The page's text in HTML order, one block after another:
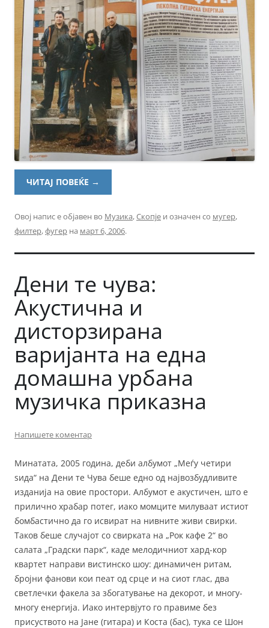
ЧИТАЈ ПОВЕЌЕ →
Овој напис е објавен во Музика,Скопје и означен со мугер,
филтер,фугер на март 6, 2006.
Дени те чува:
Акустична и
дисторзирана
варијанта на една
домашна урбана
музичка приказна
Напишете коментар
Минатата, 2005 година, деби албумот „Меѓу четири
ѕида“ на Дени те Чува беше едно од највозбудливите
изданија на овие простори. Албумот е акустичен, што е
прилично храбар потег, иако момците милуваат истиот
бомбастично да го исвират на нивните живи свирки.
Таков беше случајот со свирката на „Рок кафе 2“ во
салата „Градски парк“, каде мелодичниот хард-кор
квартет направи вистинско шоу: динамичен ритам,
бројни фанови кои пеат од срце и на сиот глас, два
светлечки факела за збогатување на декорот, и многу-
многу енергија. Иако интервјуто го правиме без
присуството на Јане (гитара) и Коста (бас), тука се Шон